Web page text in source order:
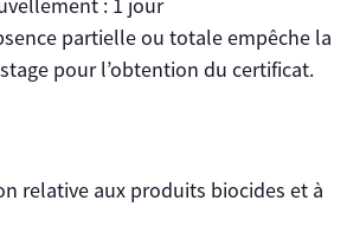
partielle ou totale empêche la
pour l’obtention du certificat.
relative aux produits biocides et à